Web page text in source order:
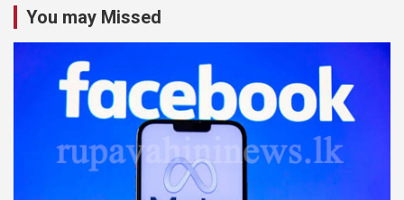
You may Missed